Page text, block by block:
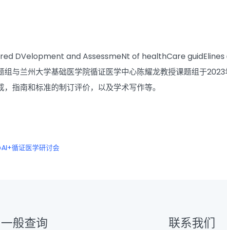
DVelopment and AssessmeNt of healthCare guidElines
与兰州大学基础医学院循证医学中心陈耀龙教授课题组于2023
指南和标准的制订评价，以及学术写作等。
循证医学研讨会
一般查询 联系我们